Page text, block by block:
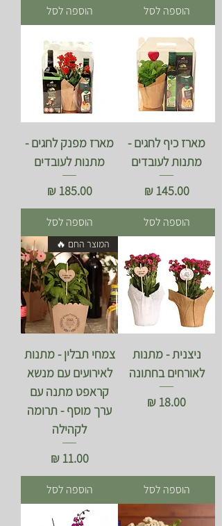
הוספה לסל הוספה לסל
מארז כיף לחגים -
מתנות לעובדים
מחיר‏145.00 ‏₪
הוספה לסל
מארז מפנק לחגים -
מתנות לעובדים
מחיר‏185.00 ‏₪
הוספה לסל
ניצנית - מתנות
לאורחים בחתונה
מחיר
הוספה לסל
המוצר החם 🔥
צמחי תבלין - מתנות
לאירועים עם מנשא
קראפט מתנה עם
ערך מוסף - תרומה
לקהילה
מחיר‏11.00 ‏₪
הוספה לסל